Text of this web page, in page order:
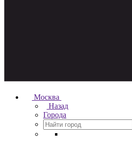
Москва
Назад
Города